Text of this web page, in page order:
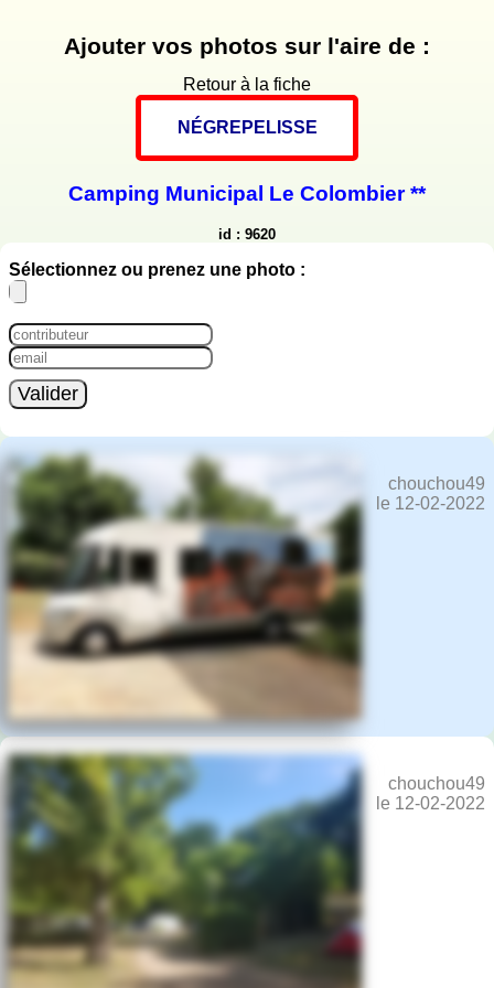
Ajouter vos photos sur l'aire de :
Retour à la fiche
NÉGREPELISSE
Camping Municipal Le Colombier **
id : 9620
Sélectionnez ou prenez une photo :
Valider
chouchou49
le 12-02-2022
chouchou49
le 12-02-2022